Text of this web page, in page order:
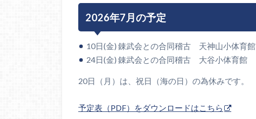
2026年7月の予定
10日(金) 錬武会との合同稽古 天神山小体育館
24日(金) 錬武会との合同稽古 大谷小体育館
20日（月）は、祝日（海の日）の為休みです。
予定表（PDF）をダウンロードはこちら